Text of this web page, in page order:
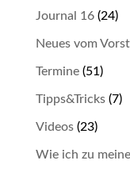
Journal 16(24)
Neues vom
Termine(51)
Tipps&Tricks(7)
Videos(23)
Wie ich zu